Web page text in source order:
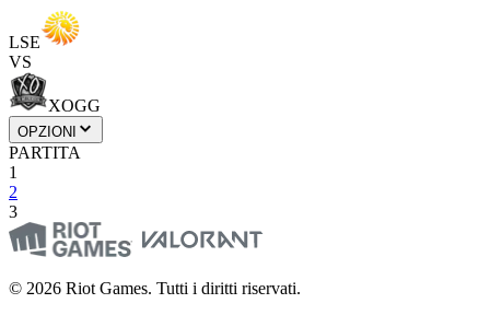
LSE
VS
XOGG
OPZIONI
PARTITA
1
2
3
© 2026 Riot Games. Tutti i diritti riservati.